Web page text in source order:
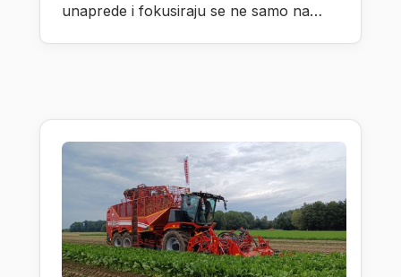
unaprede i fokusiraju se ne samo na